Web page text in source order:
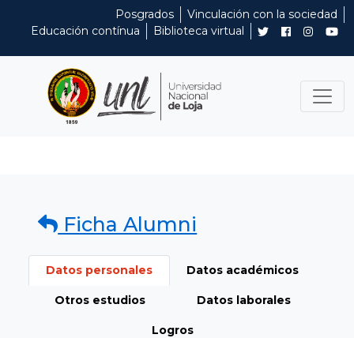
Posgrados
Vinculación con la sociedad
Educación contínua
Biblioteca virtual
Ficha Alumni
Datos personales Datos académicos
Otros estudios Datos laborales
Logros